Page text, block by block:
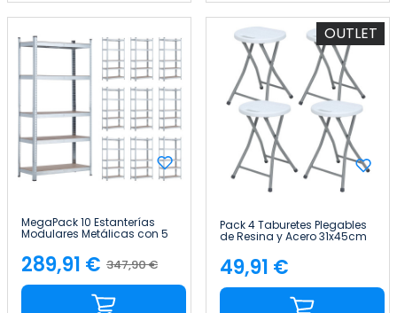
MegaPack 10 Estanterías
Modulares Metálicas con 5
90x40x180cm 7house
Precio
base
347,90 €
Precio
289,91 €
OUTLET
Pack 4 Taburetes Plegables
de Resina y Acero 31x45cm
Blancos 7house
Precio
49,91 €